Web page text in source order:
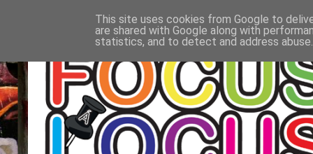
This site uses cookies from Google to
are shared with Google along with
statistics, and to detect and address abuse.